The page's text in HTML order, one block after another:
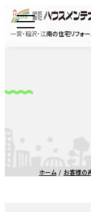
一宮・稲沢・江南の住宅リフォ
ホーム お客様の